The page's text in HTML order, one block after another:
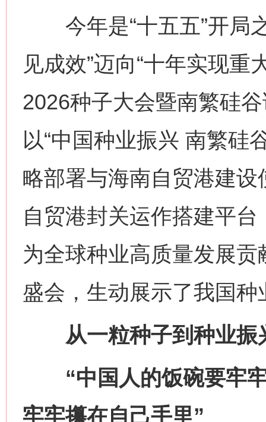
今年是“十五五”开局
见成效”迈向“十年实现
2026种子大会暨南繁硅
以“中国种业振兴 南繁硅
略部署与海南自贸港建
自贸港封关运作搭建平台
为全球种业高质量发展
盛会，生动展示了我国
从一粒种子到种业
“中国人的饭碗要牢牢
牢牢攥在自己手里”